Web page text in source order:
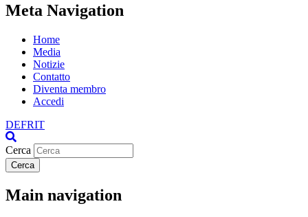
Meta Navigation
Home
Media
Notizie
Contatto
Diventa membro
Accedi
DEFRIT
Cerca
Cerca
Main navigation